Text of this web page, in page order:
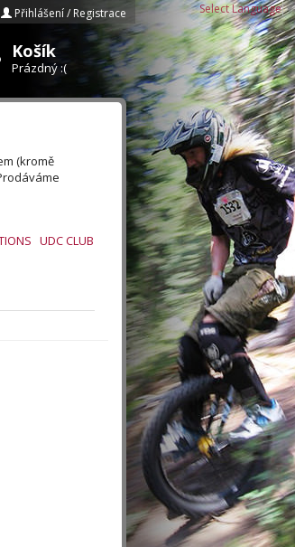
Přihlášení / Registrace
E-mail
Heslo
Zapomenuté heslo?
Košík
Prázdný :(
(kromě
UDC CLUB
Select Language▼